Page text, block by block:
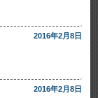
2016年2月8日
2016年2月8日